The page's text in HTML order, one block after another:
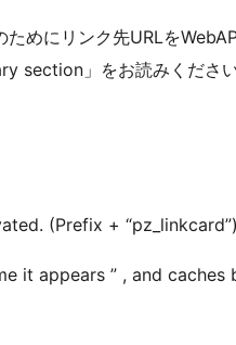
めにリンク先URLを
section」をお読みください
(Prefix + “pz_linkcard”)
it appears ” , and caches